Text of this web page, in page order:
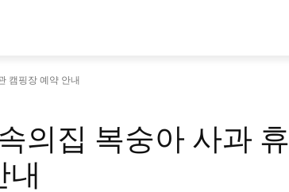
캠핑장 예약 안내
의집 복숭아 사과 휴
내